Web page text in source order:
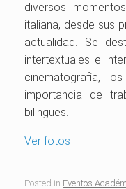
diversos
italiana, desde sus
actualidad. Se
intertextuales e
cinematografía,
importancia de
bilingües.
Ver fotos
Posted in Eventos